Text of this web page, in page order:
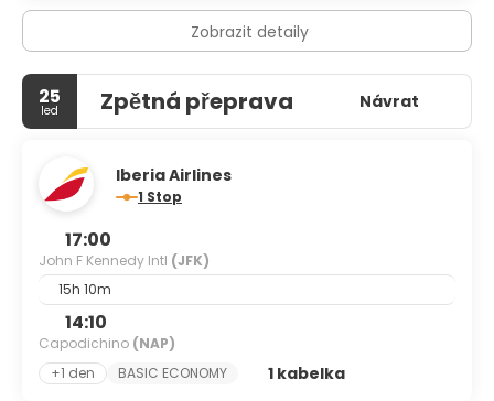
Zobrazit detaily
25
led Zpětná přeprava Návrat
Iberia Airlines
1 Stop
17:00
John F Kennedy Intl (JFK)
15h 10m
14:10
Capodichino (NAP)
+1 den
BASIC ECONOMY 1 kabelka